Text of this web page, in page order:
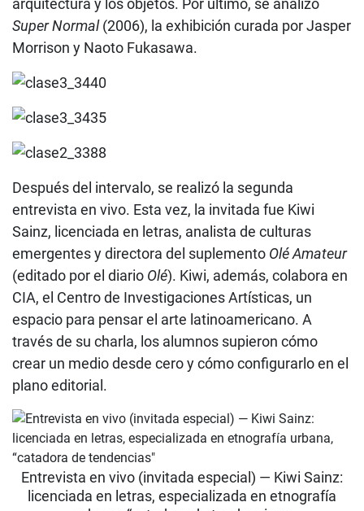
arquitectura y los objetos. Por último, se analizó
Super Normal(2006), la exhibición curada por Jasper
Morrison y Naoto Fukasawa.
Después del intervalo, se realizó la segunda
entrevista en vivo. Esta vez, la invitada fue Kiwi
Sainz, licenciada en letras, analista de culturas
emergentes y directora del suplemento Olé Amateur
(editado por el diario Olé). Kiwi, además, colabora en
CIA, el Centro de Investigaciones Artísticas, un
espacio para pensar el arte latinoamericano. A
través de su charla, los alumnos supieron cómo
crear un medio desde cero y cómo configurarlo en el
plano editorial.
Entrevista en vivo (invitada especial) — Kiwi Sainz:
licenciada en letras, especializada en etnografía